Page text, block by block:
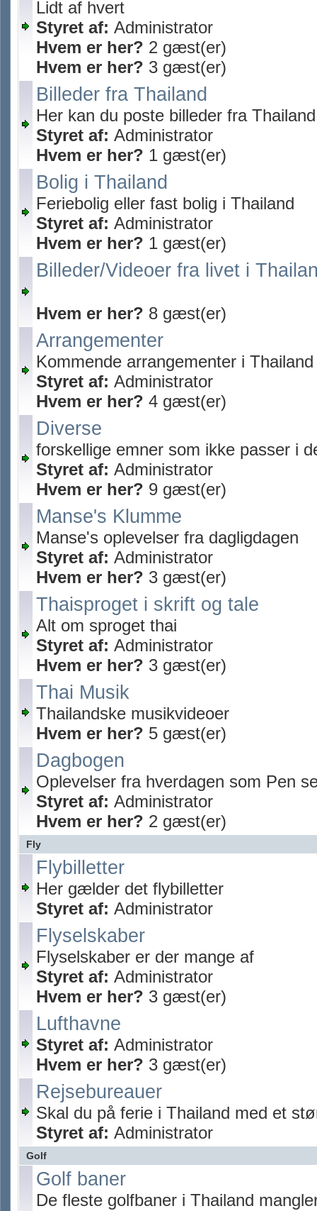
Lidt af hvert
Styret af: Administrator
Hvem er her? 2 gæst(er)
Hvem er her? 3 gæst(er)
Billeder fra Thailand
Her kan du poste billeder fra Thailand
Styret af: Administrator
Hvem er her? 1 gæst(er)
Bolig i Thailand
Feriebolig eller fast bolig i Thailand
Styret af: Administrator
Hvem er her? 1 gæst(er)
Billeder/Videoer fra livet i
Hvem er her? 8 gæst(er)
Arrangementer
Kommende arrangementer i Thailand
Styret af: Administrator
Hvem er her? 4 gæst(er)
Diverse
forskellige emner som ikke passer i
Styret af: Administrator
Hvem er her? 9 gæst(er)
Manse's Klumme
Manse's oplevelser fra dagligdagen
Styret af: Administrator
Hvem er her? 3 gæst(er)
Thaisproget i skrift og tale
Alt om sproget thai
Styret af: Administrator
Hvem er her? 3 gæst(er)
Thai Musik
Thailandske musikvideoer
Hvem er her? 5 gæst(er)
Dagbogen
Oplevelser fra hverdagen som Pen
Styret af: Administrator
Hvem er her? 2 gæst(er)
Fly
Flybilletter
Her gælder det flybilletter
Styret af: Administrator
Flyselskaber
Flyselskaber er der mange af
Styret af: Administrator
Hvem er her? 3 gæst(er)
Lufthavne
Styret af: Administrator
Hvem er her? 3 gæst(er)
Rejsebureauer
Skal du på ferie i Thailand med et
Styret af: Administrator
Golf
Golf baner
De fleste golfbaner i Thailand